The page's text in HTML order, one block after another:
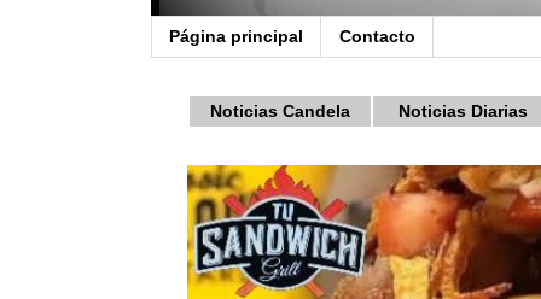
Página principal Contacto
Noticias Candela Noticias Diarias